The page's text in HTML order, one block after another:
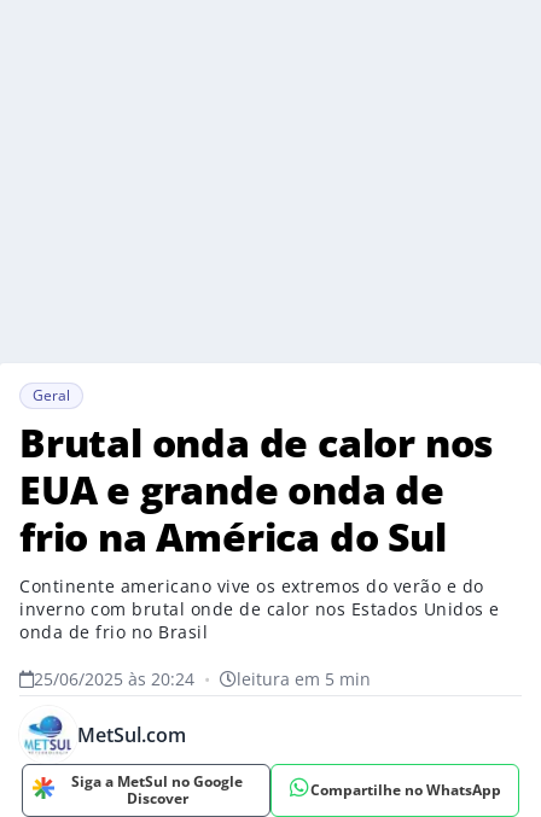
Geral
Brutal onda de calor nos
EUA e grande onda de
frio na América do Sul
Continente americano vive os extremos do verão e do
inverno com brutal onde de calor nos Estados Unidos e
onda de frio no Brasil
25/06/2025 às 20:24 • leitura em 5 min
MetSul.com
Siga a MetSul no Google
Discover
Compartilhe no WhatsApp